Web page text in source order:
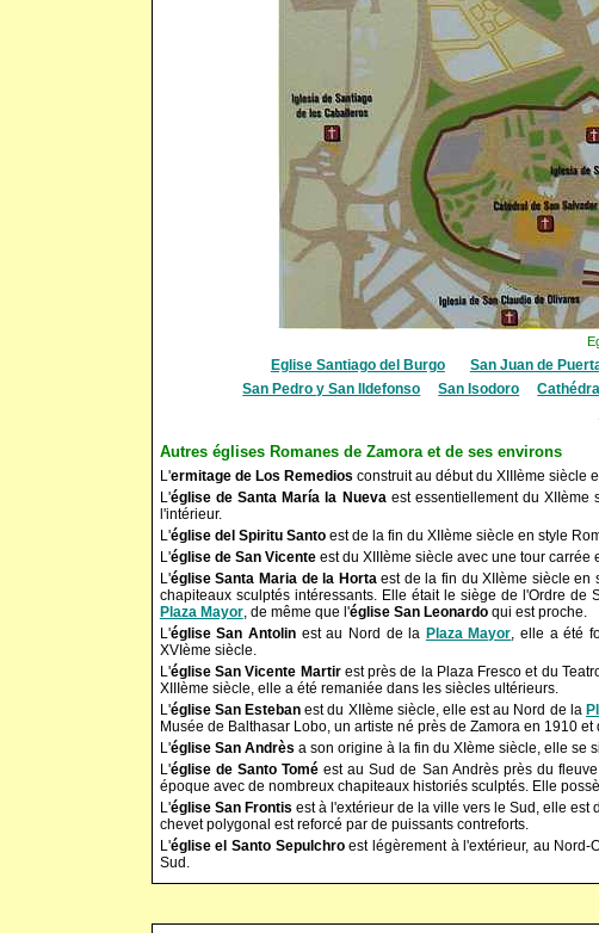
Eglise Santiago del Burgo San Juan de
San Pedro y San Ildefonso
San Isodoro
Autres églises Romanes de Zamora et de ses environs
L'ermitage de Los Remedios construit au début du XIIIème siècle
L'église de Santa María la Nueva est essentiellement du XIIème
l'intérieur.
L'église del Spiritu Santoest de la fin du XIIème siècle en style
L'église de San Vicenteest du XIIIème siècle avec une tour carrée
L'église Santa Maria de la Horta est de la fin du XIIème siècle en
chapiteaux sculptés intéressants. Elle était le siège de l'Ordre
Plaza Mayor, de même que l'église San Leonardoqui est proche.
L'église San Antolin est au Nord de la Plaza Mayor , elle a été
XVIème siècle.
L'église San Vicente Martirest près de la Plaza Fresco et du
XIIIème siècle, elle a été remaniée dans les siècles ultérieurs.
L'église San Esteban est du XIIème siècle, elle est au Nord de la
Musée de Balthasar Lobo, un artiste né près de Zamora en 1910 et
L'église San Andrès a son origine à la fin du XIème siècle, elle se
L'église de Santo Tomé est au Sud de San Andrès près du
époque avec de nombreux chapiteaux historiés sculptés. Elle
L'église San Frontis est à l'extérieur de la ville vers le Sud, elle est
chevet polygonal est reforcé par de puissants contreforts.
L'église el Santo Sepulchroest légèrement à l'extérieur, au Nord-
Sud.